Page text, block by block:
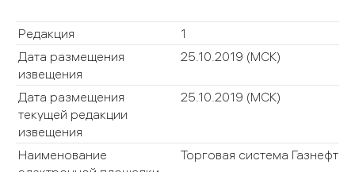
Редакция
1
Дата размещения
извещения
25.10.2019 (МСК)
Дата размещения
текущей редакции
извещения
25.10.2019 (МСК)
Наименование
Торговая система